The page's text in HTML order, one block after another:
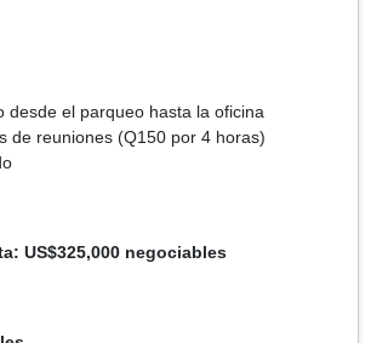
desde el parqueo hasta la oficina
de reuniones (Q150 por 4 horas)
US$325,000 negociables